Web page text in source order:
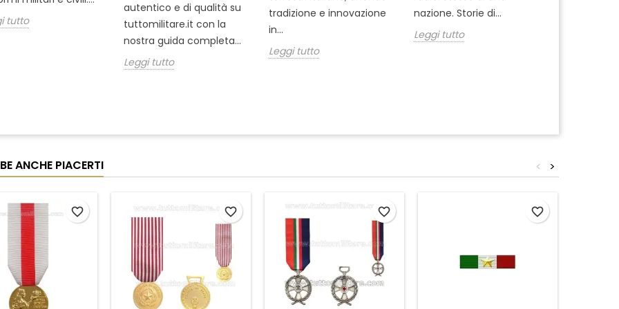
tutto
autentico e di qualità su
tuttomilitare.it con la
nostra guida completa...
Leggi tutto
tradizione e innovazione
in...
Leggi tutto
nazione. Storie di...
Leggi tutto
ANCHE PIACERTI >
<
favorite_border favorite_border favorite_border favorite_border